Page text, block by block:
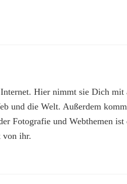
Hier nimmt sie Dich mit
und die Welt. Außerdem
Fotografie und Webthemen
von ihr.